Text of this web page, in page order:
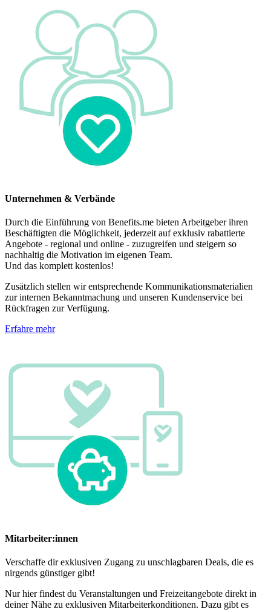
Unternehmen & Verbände
Durch die Einführung von Benefits.me bieten Arbeitgeber ihren
Beschäftigten die Möglichkeit, jederzeit auf exklusiv rabattierte
Angebote - regional und online - zuzugreifen und steigern so
nachhaltig die Motivation im eigenen Team.
Und das komplett kostenlos!
Zusätzlich stellen wir entsprechende Kommunikationsmaterialien
zur internen Bekanntmachung und unseren Kundenservice bei
Rückfragen zur Verfügung.
Erfahre mehr
Mitarbeiter:innen
Verschaffe dir exklusiven Zugang zu unschlagbaren Deals, die es
nirgends günstiger gibt!
Nur hier findest du Veranstaltungen und Freizeitangebote direkt in
deiner Nähe zu exklusiven Mitarbeiterkonditionen. Dazu gibt es